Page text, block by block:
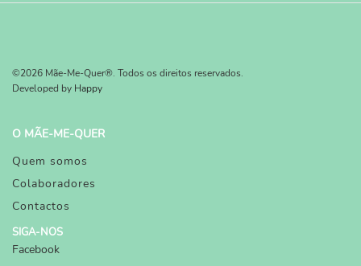
©2026 Mãe-Me-Quer®. Todos os direitos reservados.
Developed by Happy
O MÃE-ME-QUER
Quem somos
Colaboradores
Contactos
SIGA-NOS
Facebook